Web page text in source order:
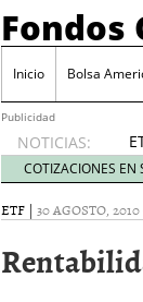
Fondos
Inicio Bolsa
Publicidad
NOTICIAS:
el
COTIZACIONES EN
ETF | 30 AGOSTO, 2010